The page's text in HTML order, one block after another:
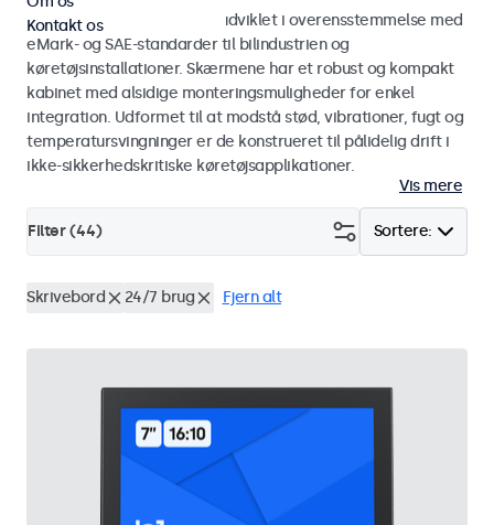
Skærme og touchskærme udviklet i overensstemmelse med
eMark- og SAE-standarder til bilindustrien og
køretøjsinstallationer. Skærmene har et robust og kompakt
kabinet med alsidige monteringsmuligheder for enkel
integration. Udformet til at modstå stød, vibrationer, fugt og
temperatursvingninger er de konstrueret til pålidelig drift i
ikke-sikkerhedskritiske køretøjsapplikationer.
Vis mere
Sortere:
Filter (44)
Skrivebord 24/7 brug Fjern alt
Kontakt os